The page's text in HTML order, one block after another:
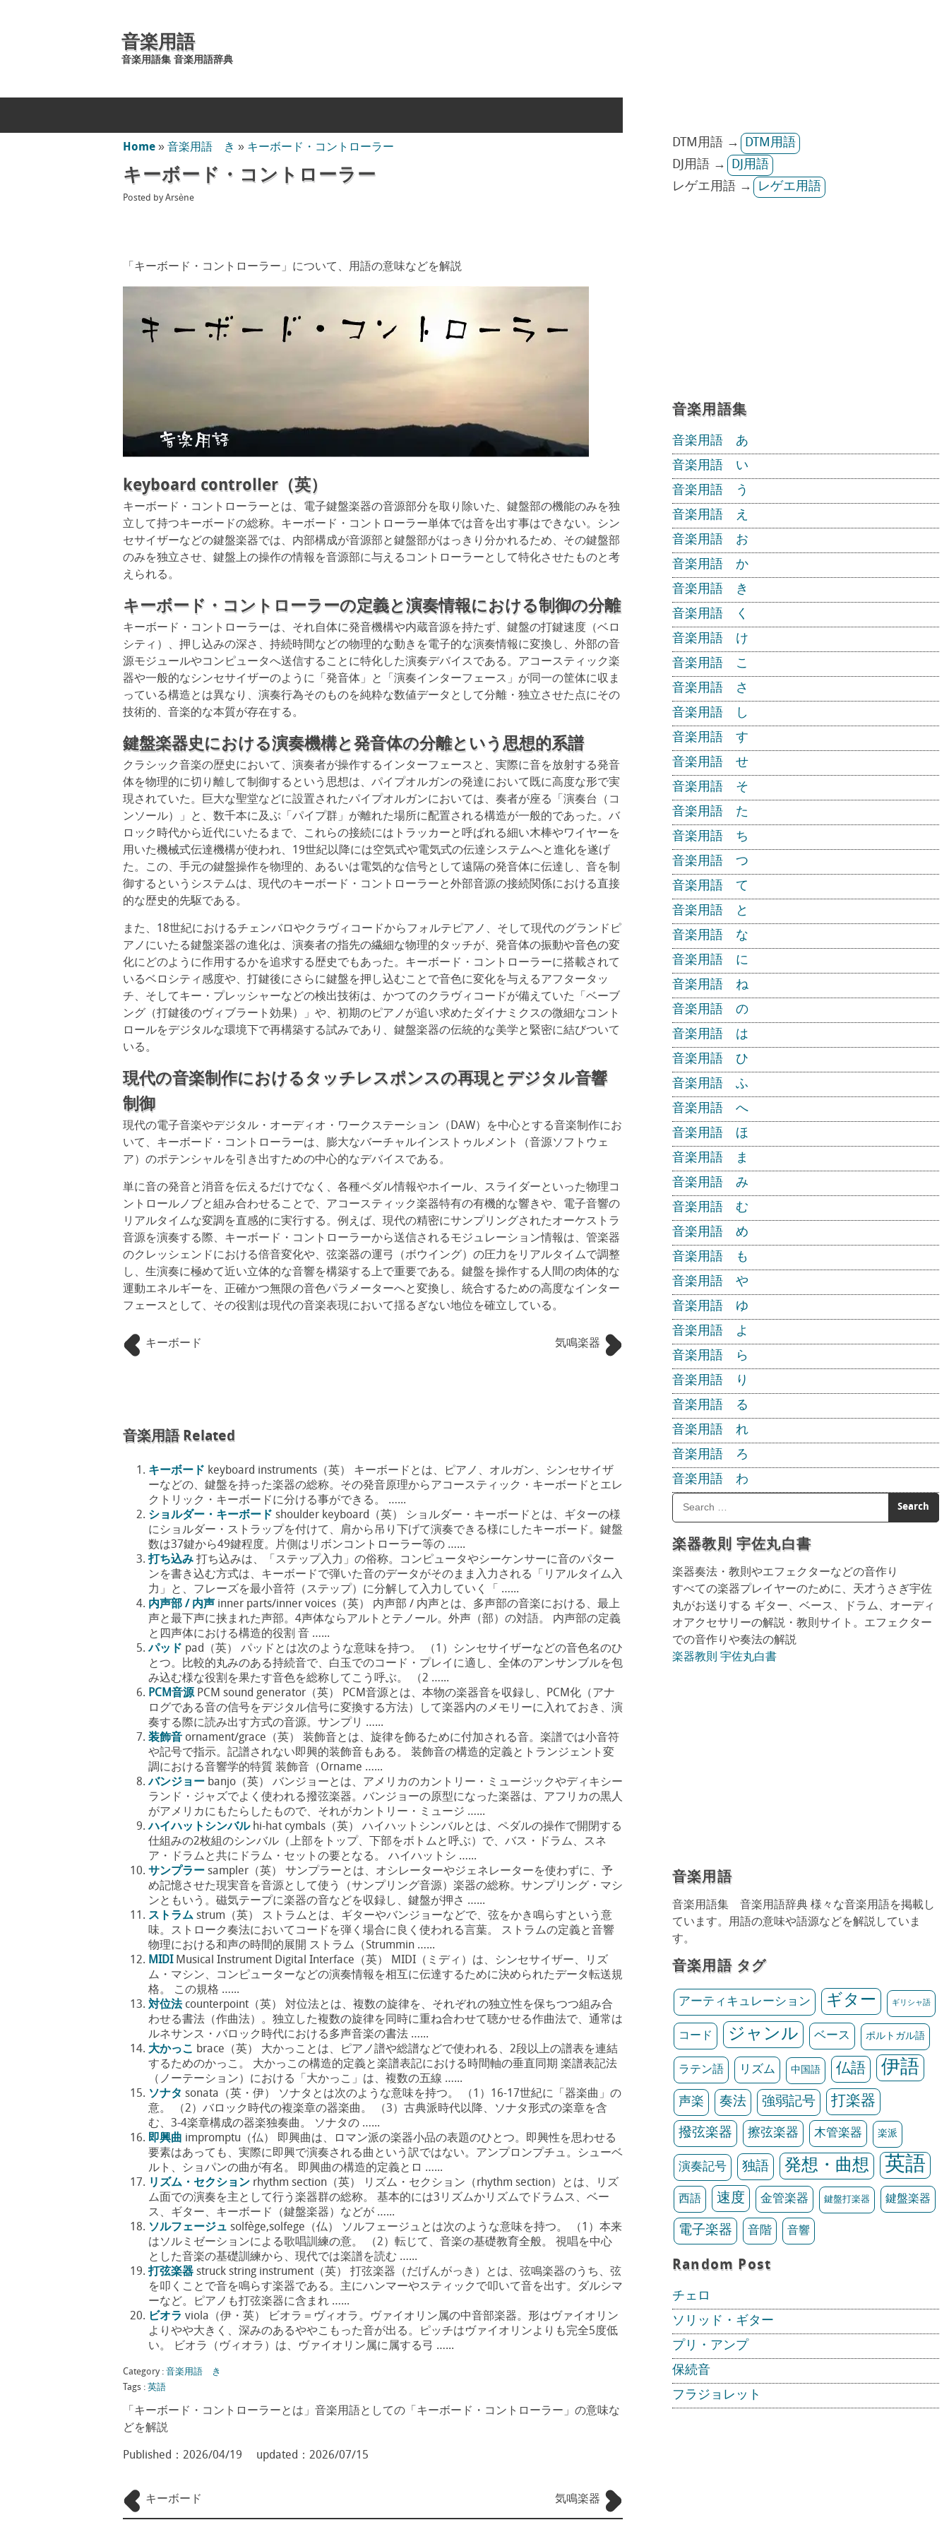
音楽用語
音楽用語集 音楽用語辞典
Home » 音楽用語 き » キーボード・コントローラー
キーボード・コントローラー
Posted by Arsène
「キーボード・コントローラー」について、用語の意味などを解説
keyboard controller（英）
キーボード・コントローラーとは、電子鍵盤楽器の音源部分を取り除いた、鍵盤部の機能のみを独
立して持つキーボードの総称。キーボード・コントローラー単体では音を出す事はできない。シン
セサイザーなどの鍵盤楽器では、内部構成が音源部と鍵盤部がはっきり分かれるため、その鍵盤部
のみを独立させ、鍵盤上の操作の情報を音源部に与えるコントローラーとして特化させたものと考
えられる。
キーボード・コントローラーの定義と演奏情報における制御の分離
キーボード・コントローラーは、それ自体に発音機構や内蔵音源を持たず、鍵盤の打鍵速度（ベロ
シティ）、押し込みの深さ、持続時間などの物理的な動きを電子的な演奏情報に変換し、外部の音
源モジュールやコンピュータへ送信することに特化した演奏デバイスである。アコースティック楽
器や一般的なシンセサイザーのように「発音体」と「演奏インターフェース」が同一の筐体に収ま
っている構造とは異なり、演奏行為そのものを純粋な数値データとして分離・独立させた点にその
技術的、音楽的な本質が存在する。
鍵盤楽器史における演奏機構と発音体の分離という思想的系譜
クラシック音楽の歴史において、演奏者が操作するインターフェースと、実際に音を放射する発音
体を物理的に切り離して制御するという思想は、パイプオルガンの発達において既に高度な形で実
現されていた。巨大な聖堂などに設置されたパイプオルガンにおいては、奏者が座る「演奏台（コ
ンソール）」と、数千本に及ぶ「パイプ群」が離れた場所に配置される構造が一般的であった。バ
ロック時代から近代にいたるまで、これらの接続にはトラッカーと呼ばれる細い木棒やワイヤーを
用いた機械式伝達機構が使われ、19世紀以降には空気式や電気式の伝達システムへと進化を遂げ
た。この、手元の鍵盤操作を物理的、あるいは電気的な信号として遠隔の発音体に伝達し、音を制
御するというシステムは、現代のキーボード・コントローラーと外部音源の接続関係における直接
的な歴史的先駆である。
また、18世紀におけるチェンバロやクラヴィコードからフォルテピアノ、そして現代のグランドピ
アノにいたる鍵盤楽器の進化は、演奏者の指先の繊細な物理的タッチが、発音体の振動や音色の変
化にどのように作用するかを追求する歴史でもあった。キーボード・コントローラーに搭載されて
いるベロシティ感度や、打鍵後にさらに鍵盤を押し込むことで音色に変化を与えるアフタータッ
チ、そしてキー・プレッシャーなどの検出技術は、かつてのクラヴィコードが備えていた「ベーブ
ング（打鍵後のヴィブラート効果）」や、初期のピアノが追い求めたダイナミクスの微細なコント
ロールをデジタルな環境下で再構築する試みであり、鍵盤楽器の伝統的な美学と緊密に結びついて
いる。
現代の音楽制作におけるタッチレスポンスの再現とデジタル音響
制御
現代の電子音楽やデジタル・オーディオ・ワークステーション（DAW）を中心とする音楽制作にお
いて、キーボード・コントローラーは、膨大なバーチャルインストゥルメント（音源ソフトウェ
ア）のポテンシャルを引き出すための中心的なデバイスである。
単に音の発音と消音を伝えるだけでなく、各種ペダル情報やホイール、スライダーといった物理コ
ントロールノブと組み合わせることで、アコースティック楽器特有の有機的な響きや、電子音響の
リアルタイムな変調を直感的に実行する。例えば、現代の精密にサンプリングされたオーケストラ
音源を演奏する際、キーボード・コントローラーから送信されるモジュレーション情報は、管楽器
のクレッシェンドにおける倍音変化や、弦楽器の運弓（ボウイング）の圧力をリアルタイムで調整
し、生演奏に極めて近い立体的な音響を構築する上で重要である。鍵盤を操作する人間の肉体的な
運動エネルギーを、正確かつ無限の音色パラメーターへと変換し、統合するための高度なインター
フェースとして、その役割は現代の音楽表現において揺るぎない地位を確立している。
キーボード 気鳴楽器
音楽用語 Related
キーボード keyboard instruments（英） キーボードとは、ピアノ、オルガン、シンセサイザ
ーなどの、鍵盤を持った楽器の総称。その発音原理からアコースティック・キーボードとエレ
クトリック・キーボードに分ける事ができる。 …...
ショルダー・キーボード shoulder keyboard（英） ショルダー・キーボードとは、ギターの様
にショルダー・ストラップを付けて、肩から吊り下げて演奏できる様にしたキーボード。鍵盤
数は37鍵から49鍵程度。片側はリボンコントローラー等の …...
打ち込み 打ち込みは、「ステップ入力」の俗称。コンピュータやシーケンサーに音のパター
ンを書き込む方式は、キーボードで弾いた音のデータがそのまま入力される「リアルタイム入
力」と、フレーズを最小音符（ステップ）に分解して入力していく「 …...
内声部 / 内声 inner parts/inner voices（英） 内声部 / 内声とは、多声部の音楽における、最上
声と最下声に挟まれた声部。4声体ならアルトとテノール。外声（部）の対語。 内声部の定義
と四声体における構造的役割 音 …...
パッド pad（英） パッドとは次のような意味を持つ。 （1）シンセサイザーなどの音色名のひ
とつ。比較的丸みのある持続音で、白玉でのコード・プレイに適し、全体のアンサンブルを包
み込む様な役割を果たす音色を総称してこう呼ぶ。 （2 …...
PCM音源 PCM sound generator（英） PCM音源とは、本物の楽器音を収録し、PCM化（アナ
ログである音の信号をデジタル信号に変換する方法）して楽器内のメモリーに入れておき、演
奏する際に読み出す方式の音源。サンプリ …...
装飾音 ornament/grace（英） 装飾音とは、旋律を飾るために付加される音。楽譜では小音符
や記号で指示。記譜されない即興的装飾音もある。 装飾音の構造的定義とトランジェント変
調における音響学的特質 装飾音（Orname …...
バンジョー banjo（英） バンジョーとは、アメリカのカントリー・ミュージックやディキシー
ランド・ジャズでよく使われる撥弦楽器。バンジョーの原型になった楽器は、アフリカの黒人
がアメリカにもたらしたもので、それがカントリー・ミュージ …...
ハイハットシンバル hi-hat cymbals（英） ハイハットシンバルとは、ペダルの操作で開閉する
仕組みの2枚組のシンバル（上部をトップ、下部をボトムと呼ぶ）で、バス・ドラム、スネ
ア・ドラムと共にドラム・セットの要となる。 ハイハットシ …...
サンプラー sampler（英） サンプラーとは、オシレーターやジェネレーターを使わずに、予
め記憶させた現実音を音源として使う（サンプリング音源）楽器の総称。サンプリング・マシ
ンともいう。磁気テープに楽器の音などを収録し、鍵盤が押さ …...
ストラム strum（英） ストラムとは、ギターやバンジョーなどで、弦をかき鳴らすという意
味。ストローク奏法においてコードを弾く場合に良く使われる言葉。 ストラムの定義と音響
物理における和声の時間的展開 ストラム（Strummin …...
MIDI Musical Instrument Digital Interface（英） MIDI（ミディ）は、シンセサイザー、リズ
ム・マシン、コンピューターなどの演奏情報を相互に伝達するために決められたデータ転送規
格。 この規格 …...
対位法 counterpoint（英） 対位法とは、複数の旋律を、それぞれの独立性を保ちつつ組み合
わせる書法（作曲法）。独立した複数の旋律を同時に重ね合わせて聴かせる作曲法で、通常は
ルネサンス・バロック時代における多声音楽の書法 …...
大かっこ brace（英） 大かっことは、ピアノ譜や総譜などで使われる、2段以上の譜表を連結
するためのかっこ。 大かっこの構造的定義と楽譜表記における時間軸の垂直同期 楽譜表記法
（ノーテーション）における「大かっこ」は、複数の五線 …...
ソナタ sonata（英・伊） ソナタとは次のような意味を持つ。 （1）16-17世紀に「器楽曲」の
意。 （2）バロック時代の複楽章の器楽曲。 （3）古典派時代以降、ソナタ形式の楽章を含
む、3-4楽章構成の器楽独奏曲。 ソナタの …...
即興曲 impromptu（仏） 即興曲は、ロマン派の楽器小品の表題のひとつ。即興性を思わせる
要素はあっても、実際に即興で演奏される曲という訳ではない。アンプロンプチュ。シューベ
ルト、ショパンの曲が有名。 即興曲の構造的定義とロ …...
リズム・セクション rhythm section（英） リズム・セクション（rhythm section）とは、リズ
ム面での演奏を主として行う楽器群の総称。 基本的には3リズムかリズムでドラムス、ベー
ス、ギター、キーボード（鍵盤楽器）などが …...
ソルフェージュ solfège,solfege（仏） ソルフェージュとは次のような意味を持つ。 （1）本来
はソルミゼーションによる歌唱訓練の意。 （2）転じて、音楽の基礎教育全般。 視唱を中心
とした音楽の基礎訓練から、現代では楽譜を読む …...
打弦楽器 struck string instrument（英） 打弦楽器（だげんがっき）とは、弦鳴楽器のうち、弦
を叩くことで音を鳴らす楽器である。主にハンマーやスティックで叩いて音を出す。ダルシマ
ーなど。ピアノも打弦楽器に含まれ …...
ビオラ viola（伊・英） ビオラ＝ヴィオラ。ヴァイオリン属の中音部楽器。形はヴァイオリン
よりやや大きく、深みのあるややこもった音が出る。ピッチはヴァイオリンよりも完全5度低
い。 ビオラ（ヴィオラ）は、ヴァイオリン属に属する弓 …...
Category : 音楽用語 き
Tags : 英語
「キーボード・コントローラーとは」音楽用語としての「キーボード・コントローラー」の意味な
どを解説
Published： 2026/04/19 updated： 2026/07/15
キーボード 気鳴楽器
DTM用語 →
DTM用語
DJ用語 →
DJ用語
レゲエ用語 →
レゲエ用語
音楽用語集
音楽用語 あ
音楽用語 い
音楽用語 う
音楽用語 え
音楽用語 お
音楽用語 か
音楽用語 き
音楽用語 く
音楽用語 け
音楽用語 こ
音楽用語 さ
音楽用語 し
音楽用語 す
音楽用語 せ
音楽用語 そ
音楽用語 た
音楽用語 ち
音楽用語 つ
音楽用語 て
音楽用語 と
音楽用語 な
音楽用語 に
音楽用語 ね
音楽用語 の
音楽用語 は
音楽用語 ひ
音楽用語 ふ
音楽用語 へ
音楽用語 ほ
音楽用語 ま
音楽用語 み
音楽用語 む
音楽用語 め
音楽用語 も
音楽用語 や
音楽用語 ゆ
音楽用語 よ
音楽用語 ら
音楽用語 り
音楽用語 る
音楽用語 れ
音楽用語 ろ
音楽用語 わ
楽器教則 宇佐丸白書
楽器奏法・教則やエフェクターなどの音作り
すべての楽器プレイヤーのために、天才うさぎ宇佐
丸がお送りする ギター、ベース、ドラム、オーディ
オアクセサリーの解説・教則サイト。エフェクター
での音作りや奏法の解説
楽器教則 宇佐丸白書
音楽用語
音楽用語集 音楽用語辞典 様々な音楽用語を掲載し
ています。用語の意味や語源などを解説していま
す。
音楽用語 タグ
アーティキュレーション ギター ギリシャ語
コード ジャンル ベース ポルトガル語
ラテン語 リズム 中国語 仏語 伊語
声楽 奏法 強弱記号 打楽器
撥弦楽器 擦弦楽器 木管楽器 楽派
演奏記号 独語 発想・曲想 英語
西語 速度 金管楽器 鍵盤打楽器 鍵盤楽器
電子楽器 音階 音響
Random Post
チェロ
ソリッド・ギター
プリ・アンプ
保続音
フラジョレット